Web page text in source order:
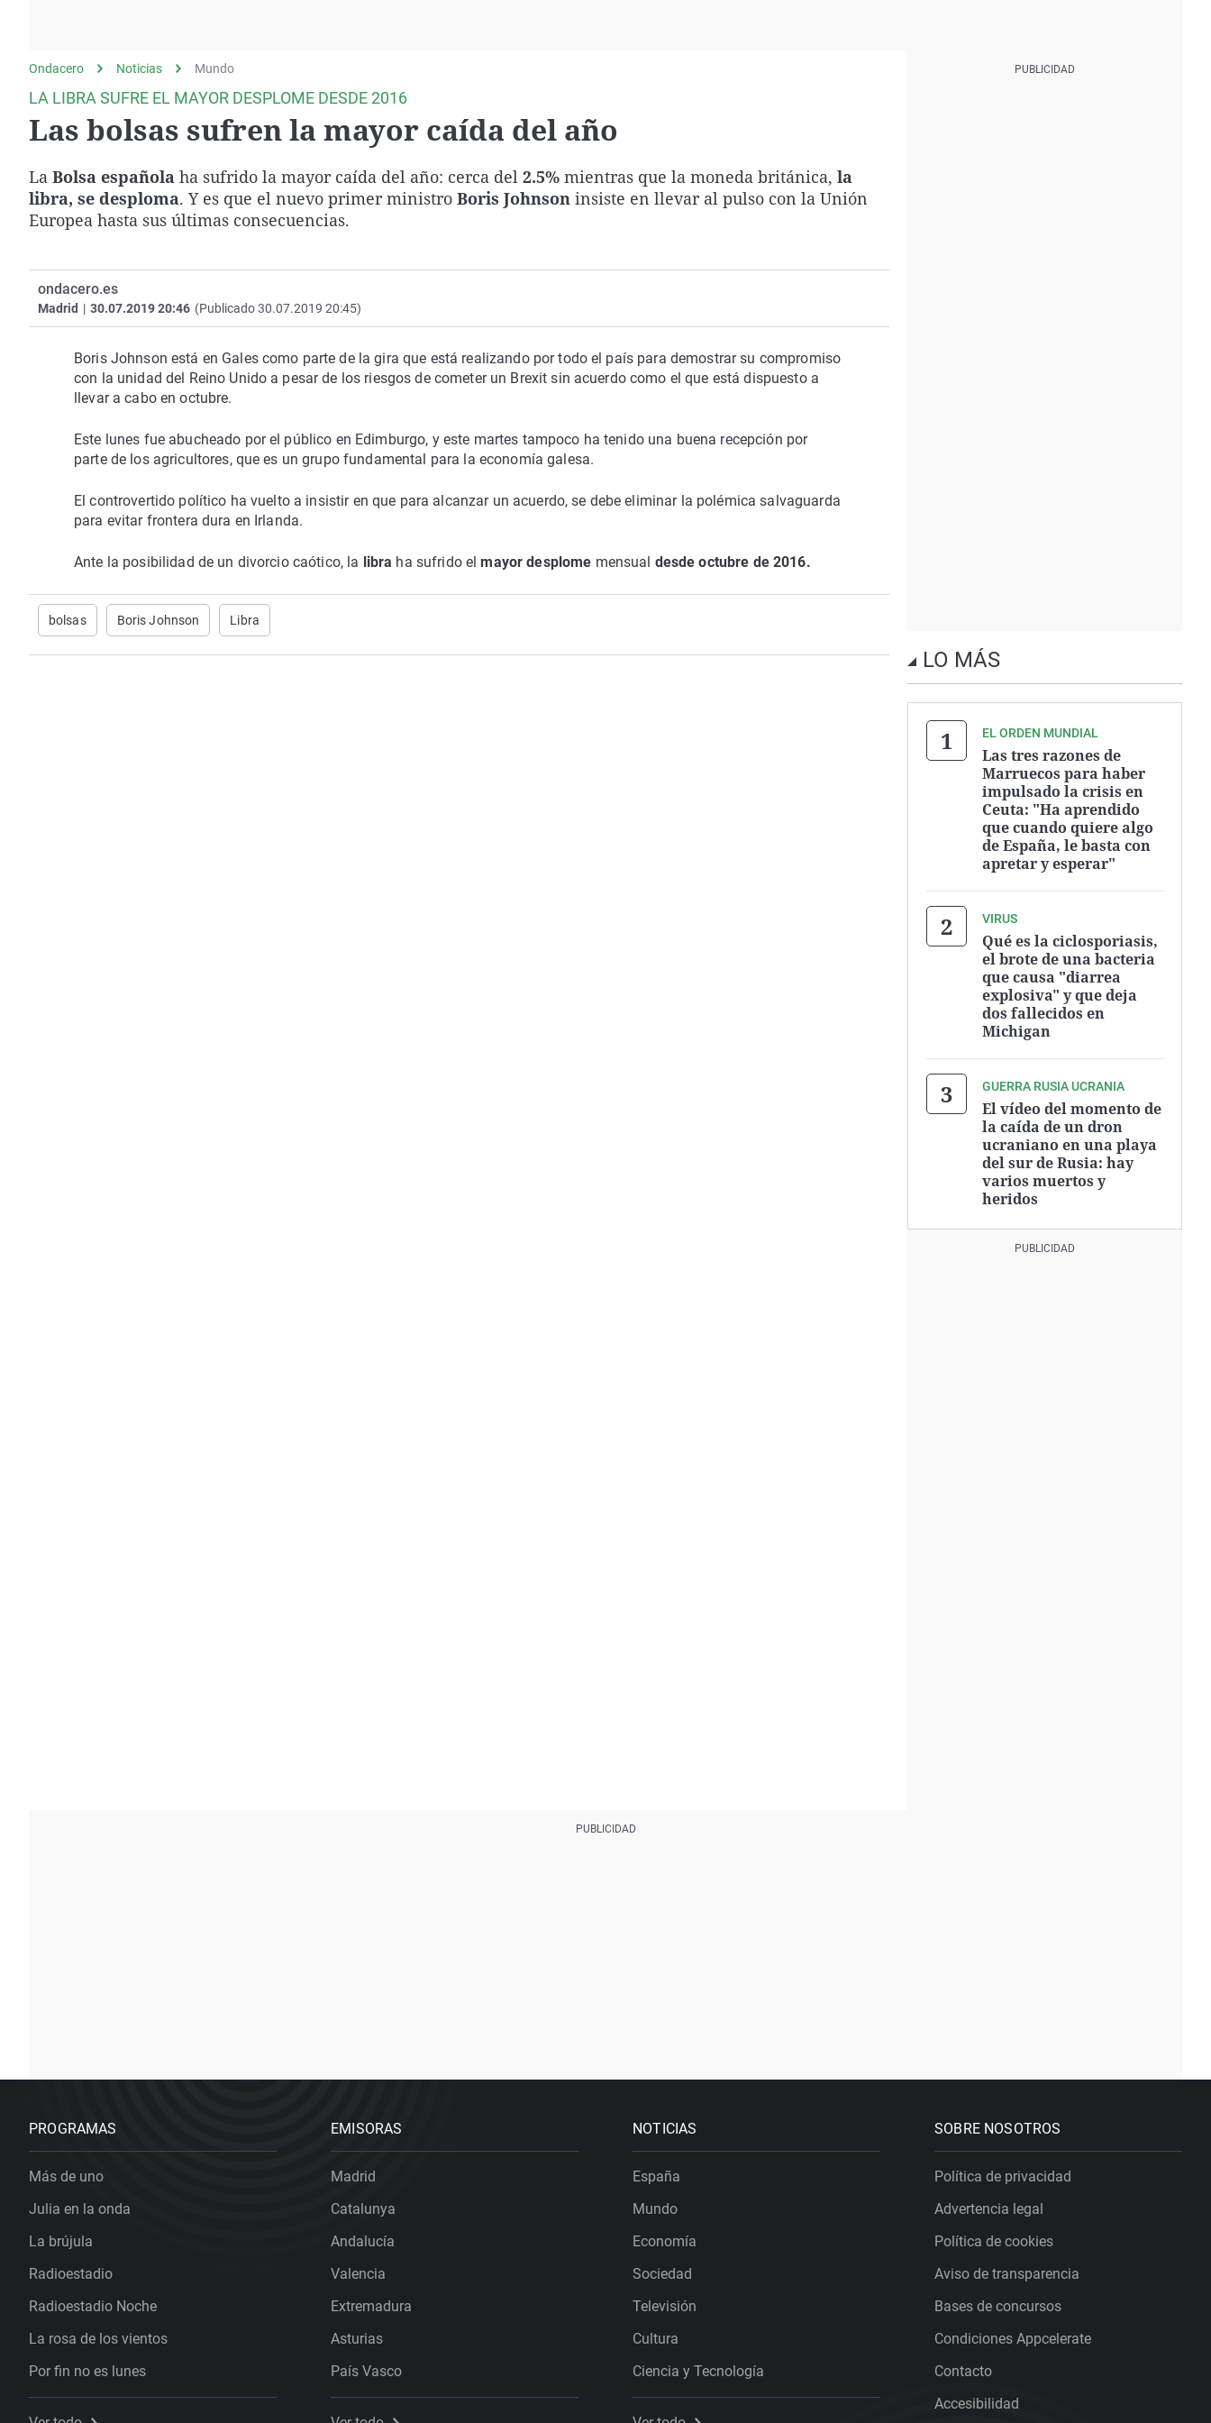
Como el perro y el
Operación ViudaNavarra
País Vasco
Ondacero Noticias Mundo
LA LIBRA SUFRE EL MAYOR DESPLOME DESDE 2016
Las bolsas sufren la mayor caída del año
La Bolsa española ha sufrido la mayor caída del año: cerca del 2.5% mientras que la moneda británica, la
libra, se desploma. Y es que el nuevo primer ministro Boris Johnson insiste en llevar al pulso con la Unión
Europea hasta sus últimas consecuencias.
ondacero.es
Madrid | 30.07.2019 20:46 (Publicado 30.07.2019 20:45)
Boris Johnson está en Gales como parte de la gira que está realizando por todo el país para demostrar su compromiso
con la unidad del Reino Unido a pesar de los riesgos de cometer un Brexit sin acuerdo como el que está dispuesto a
llevar a cabo en octubre.
Este lunes fue abucheado por el público en Edimburgo, y este martes tampoco ha tenido una buena recepción por
parte de los agricultores, que es un grupo fundamental para la economía galesa.
El controvertido político ha vuelto a insistir en que para alcanzar un acuerdo, se debe eliminar la polémica salvaguarda
para evitar frontera dura en Irlanda.
Ante la posibilidad de un divorcio caótico, la libra ha sufrido elmayor desplome mensual desde octubre de 2016.
bolsas Boris Johnson Libra
LO MÁS
EL ORDEN MUNDIAL
Las tres razones de
Marruecos para haber
impulsado la crisis en
Ceuta: "Ha aprendido
que cuando quiere algo
de España, le basta con
apretar y esperar"
VIRUS
Qué es la ciclosporiasis,
el brote de una bacteria
que causa "diarrea
explosiva" y que deja
dos fallecidos en
Michigan
GUERRA RUSIA UCRANIA
El vídeo del momento de
la caída de un dron
ucraniano en una playa
del sur de Rusia: hay
varios muertos y
heridos
PROGRAMAS
Más de uno
Julia en la onda
La brújula
Radioestadio
Radioestadio Noche
La rosa de los vientos
Por fin no es lunes
EMISORAS
Madrid
Catalunya
Andalucía
Valencia
Extremadura
Asturias
País Vasco
NOTICIAS
España
Mundo
Economía
Sociedad
Televisión
Cultura
Ciencia y Tecnología
SOBRE NOSOTROS
Política de privacidad
Advertencia legal
Política de cookies
Aviso de transparencia
Bases de concursos
Condiciones Appcelerate
Contacto
Accesibilidad